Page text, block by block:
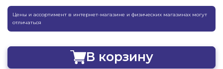
Цены и ассортимент в интернет-магазине и физических магазинах могут
отличаться
В корзину